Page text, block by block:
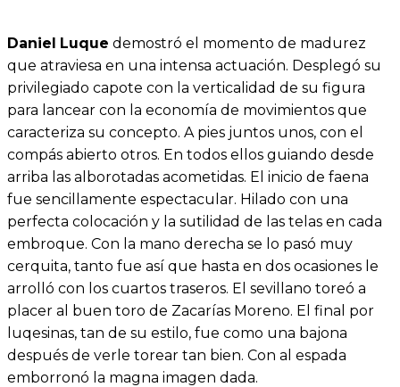
Daniel Luque demostró el momento de madurez
que atraviesa en una intensa actuación. Desplegó su
privilegiado capote con la verticalidad de su figura
para lancear con la economía de movimientos que
caracteriza su concepto. A pies juntos unos, con el
compás abierto otros. En todos ellos guiando desde
arriba las alborotadas acometidas. El inicio de faena
fue sencillamente espectacular. Hilado con una
perfecta colocación y la sutilidad de las telas en cada
embroque. Con la mano derecha se lo pasó muy
cerquita, tanto fue así que hasta en dos ocasiones le
arrolló con los cuartos traseros. El sevillano toreó a
placer al buen toro de Zacarías Moreno. El final por
luqesinas, tan de su estilo, fue como una bajona
después de verle torear tan bien. Con al espada
emborronó la magna imagen dada.